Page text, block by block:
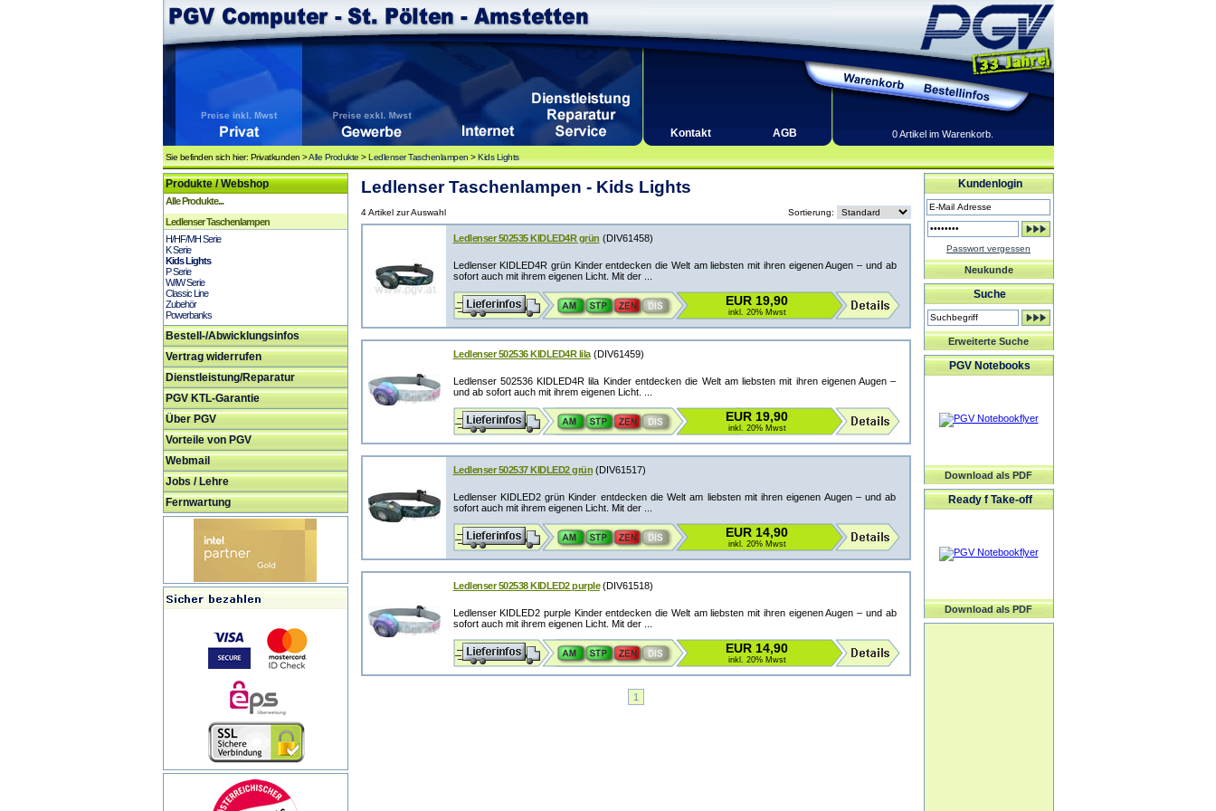
Kontakt AGB 0 Artikel im Warenkorb.
Sie befinden sich hier: Privatkunden >Alle Produkte >Ledlenser Taschenlampen >Kids Lights
Produkte / Webshop
Alle Produkte...
Ledlenser Taschenlampen
H/HF/MH Serie
K Serie
Kids Lights
P Serie
W/iW Serie
Classic Line
Zubehör
Powerbanks
Bestell-/Abwicklungsinfos
Vertrag widerrufen
Dienstleistung/Reparatur
PGV KTL-Garantie
Über PGV
Vorteile von PGV
Webmail
Jobs / Lehre
Fernwartung
Ledlenser Taschenlampen - Kids Lights
4 Artikel zur Auswahl Sortierung:
Ledlenser 502535 KIDLED4R grün (DIV61458)
Ledlenser KIDLED4R grün Kinder entdecken die Welt am liebsten mit ihren eigenen Augen – und ab
sofort auch mit ihrem eigenen Licht. Mit der ...
EUR 19,90
inkl. 20% Mwst
Ledlenser 502536 KIDLED4R lila(DIV61459)
Ledlenser 502536 KIDLED4R lila Kinder entdecken die Welt am liebsten mit ihren eigenen Augen –
und ab sofort auch mit ihrem eigenen Licht. ...
EUR 19,90
inkl. 20% Mwst
Ledlenser 502537 KIDLED2 grün (DIV61517)
Ledlenser KIDLED2 grün Kinder entdecken die Welt am liebsten mit ihren eigenen Augen – und ab
sofort auch mit ihrem eigenen Licht. Mit der ...
EUR 14,90
inkl. 20% Mwst
Ledlenser 502538 KIDLED2 purple(DIV61518)
Ledlenser KIDLED2 purple Kinder entdecken die Welt am liebsten mit ihren eigenen Augen – und ab
sofort auch mit ihrem eigenen Licht. Mit der ...
EUR 14,90
inkl. 20% Mwst
1
Kundenlogin
Passwort vergessen
Neukunde
Suche
Erweiterte Suche
PGV Notebooks
Download als PDF
Ready f Take-off
Download als PDF